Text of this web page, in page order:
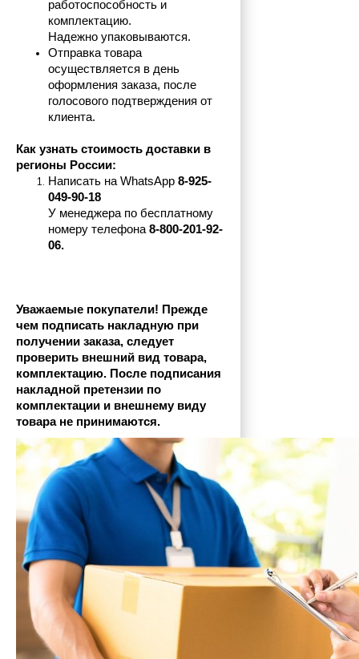
работоспособность и
комплектацию.
Надежно упаковываются.
Отправка товара
осуществляется в день
оформления заказа, после
голосового подтверждения от
клиента.
Как узнать стоимость доставки в
регионы России:
Написать на WhatsApp 8-925-
049-90-18
У менеджера по бесплатному
номеру телефона 8-800-201-92-
06.
Уважаемые покупатели! Прежде
чем подписать накладную при
получении заказа, следует
проверить внешний вид товара,
комплектацию. После подписания
накладной претензии по
комплектации и внешнему виду
товара не принимаются.